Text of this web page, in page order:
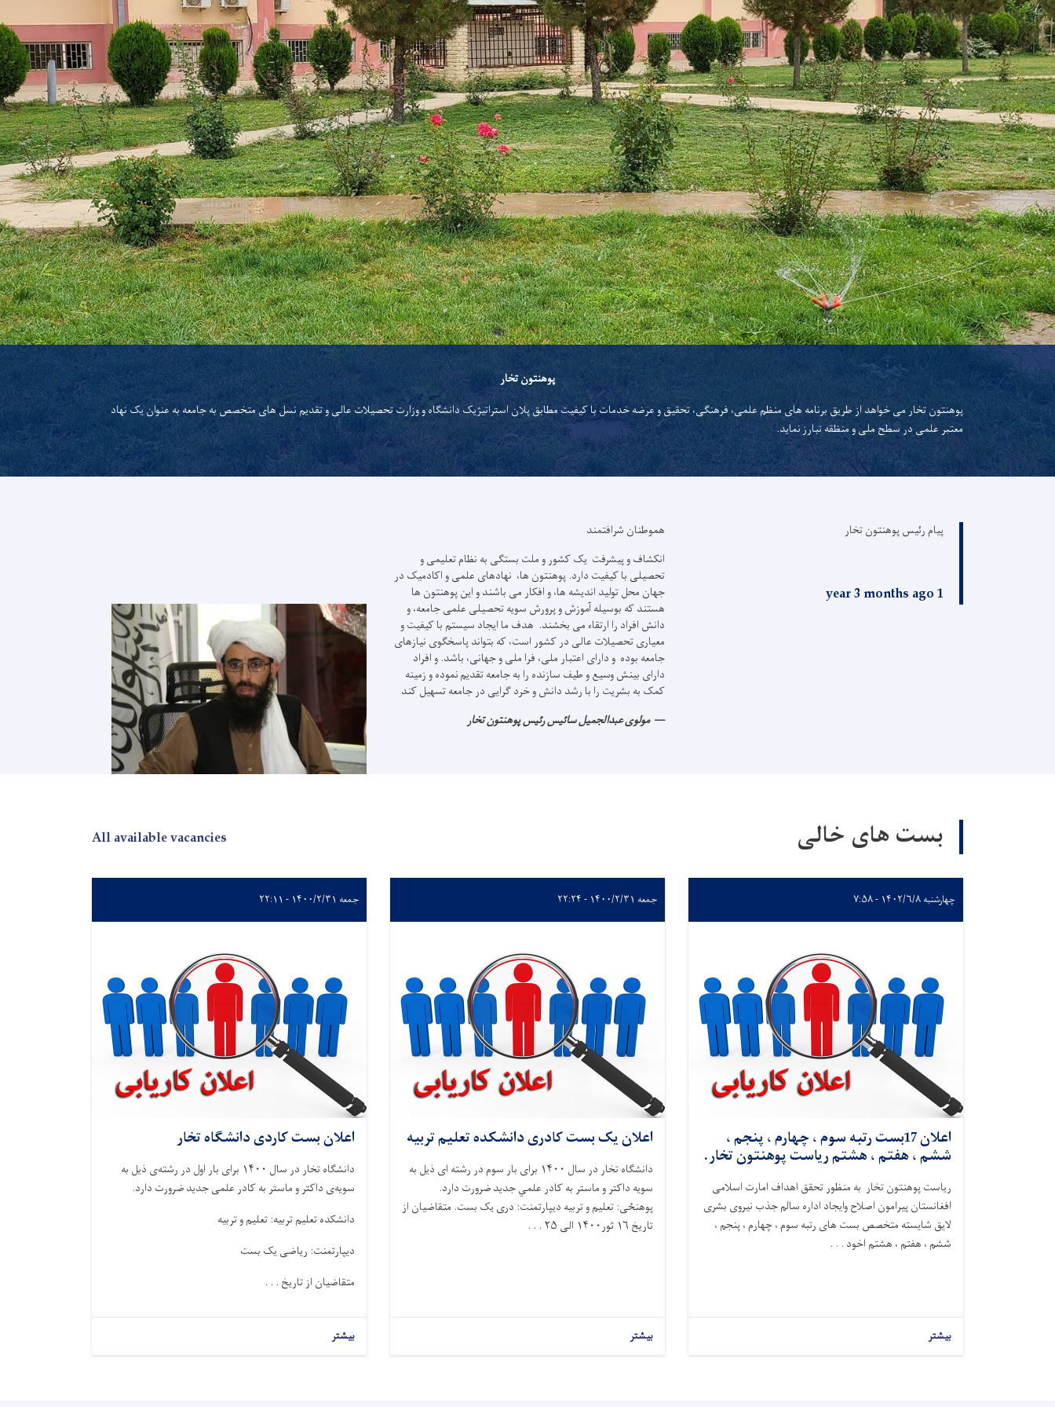
پوهنتون تخار
پوهنتون تخار می خواهد از طریق برنامه های منظم علمی، فرهنگی، تحقیق و عرضه خدمات با کیفیت مطابق پلان استراتیژیک دانشگاه و وزارت تحصیلات عالی و تقدیم نسل های متخصص به جامعه به عنوان یک نهاد
معتبر علمی در سطح ملی و منظقه تبارز نماید.
پیام رئیس پوهنتون تخار
1 year 3 months ago
هموطنان شرافتمند
انکشاف و پیشرفت یک کشور و ملت بستگی به نظام تعلیمی و
تحصیلی با کیفیت دارد. پوهنتون ها، نهادهای علمی و اکادمیک در
جهان محل تولید اندیشه ها، و افکار می باشند و این پوهنتون ها
هستند که بوسیله آموزش و پرورش سویه تحصیلی علمی جامعه، و
دانش افراد را ارتقاء می بخشند. هدف ما ایجاد سیستم با کیفیت و
معیاری تحصیلات عالی در کشور است، که بتواند پاسخگوی نیازهای
جامعه بوده و دارای اعتبار ملی، فرا ملی و جهانی، باشد. و افراد
دارای بینش وسیع و طیف سازنده را به جامعه تقدیم نموده و زمینه
کمک به بشریت را با رشد دانش و خرد گرایی در جامعه تسهیل کند
مولوی عبدالجمیل سائیس رئیس پوهنتون تخار
بست های خالی All available vacancies
چهارشنبه ۱۴۰۲/۶/۸ - ۷:۵۸
اعلان 17بست رتبه سوم ، چهارم ، پنجم ،
ششم ، هفتم ، هشتم ریاست پوهنتون تخار.
ریاست پوهنتون تخار به منظور تحقق اهداف امارت اسلامی
افغانستان پیرامون اصلاح وایجاد اداره سالم جذب نیروی بشری
لایق شایسته متخصص بست های رتبه سوم ، چهارم ، پنجم ،
ششم ، هفتم ، هشتم اخود . . .
بیشتر
جمعه ۱۴۰۰/۲/۳۱ - ۲۲:۲۴
اعلان یک بست کادری دانشکده تعلیم تربیه
دانشگاه تخار در سال ۱۴۰۰ برای بار سوم در رشته ای ذيل به
سويه داکتر و ماستر به کادر علمي جديد ضرورت دارد.
پوهنځی: تعلیم و تربیه دیپارتمنت: دری یک بست. متقاضيان از
تاريخ ۱۶ ثور۱۴۰۰ الی ۲۵ . . .
بیشتر
جمعه ۱۴۰۰/۲/۳۱ - ۲۲:۱۱
اعلان بست کاردی دانشگاه تخار
دانشگاه تخار در سال ۱۴۰۰ برای بار اول در رشته‌ی ذيل به
سويه‌ی داکتر و ماستر به کادر علمی جديد ضرورت دارد.
دانشکده تعلیم تربیه: تعلیم و تربیه
دیپارتمنت: ریاضی یک بست
متقاضيان از تاريخ . . .
بیشتر